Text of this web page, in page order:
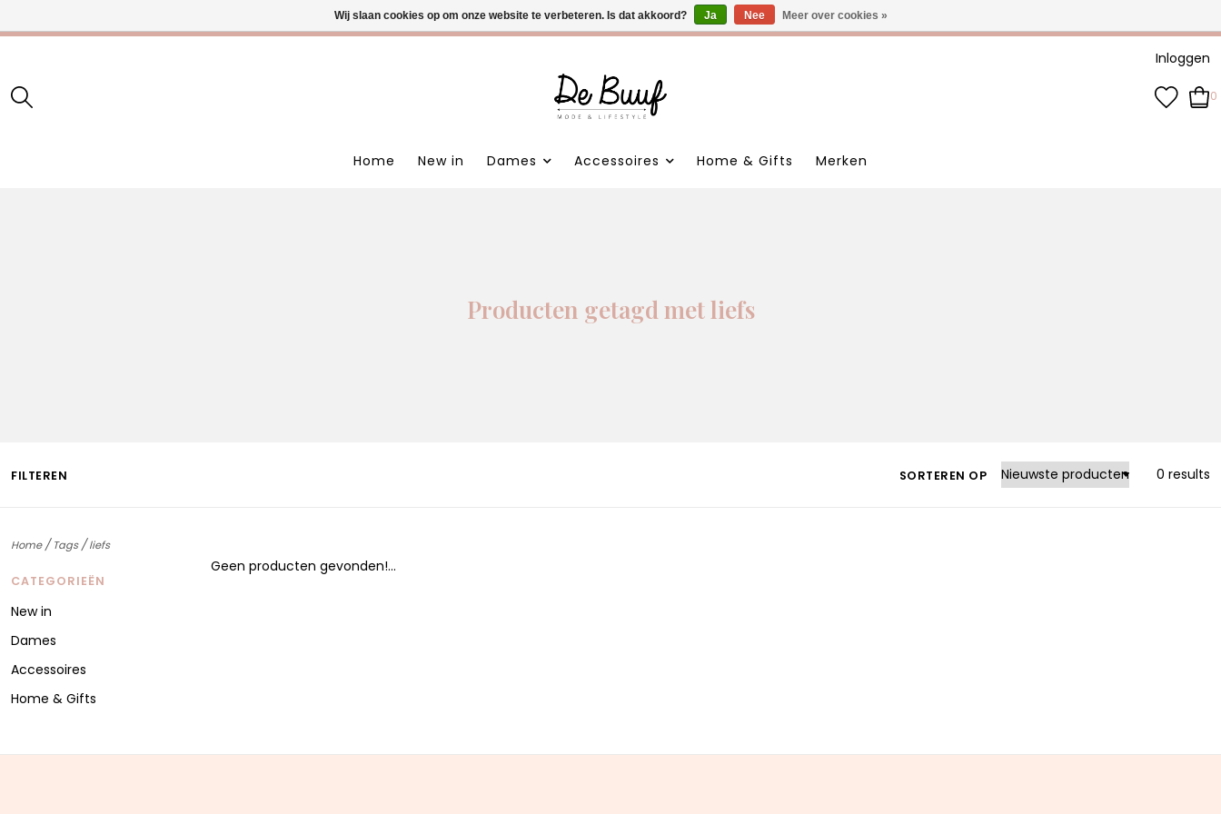
• Wekelijks nieuwe items • Gratis verzending >€100,- • Verzonden binnen 1-3 werkdagen
Inloggen
0
Home New in Dames Accessoires Home & Gifts Merken
Producten getagd met liefs
FILTEREN SORTEREN OP 0 results
Home/Tags/liefs
CATEGORIEËN
New in
Dames
Accessoires
Home & Gifts
Geen producten gevonden!...
Wij slaan cookies op om onze website te verbeteren. Is dat akkoord? Ja Nee Meer over cookies »